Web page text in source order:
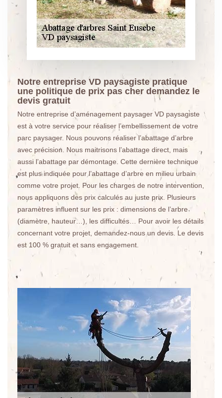
Notre entreprise VD paysagiste pratique
une politique de prix pas cher demandez le
devis gratuit
Notre entreprise d’aménagement paysager VD paysagiste
est à votre service pour réaliser l’embellissement de votre
parc paysager. Nous pouvons réaliser l’abattage d’arbre
avec précision. Nous maitrisons l’abattage direct, mais
aussi l’abattage par démontage. Cette dernière technique
est plus indiquée pour l’abattage d’arbre en milieu urbain
comme votre projet. Pour les charges de notre intervention,
nous appliquons des prix calculés au juste prix. Plusieurs
paramètres influent sur les prix : dimensions de l’arbre
(diamètre, hauteur…), les difficultés… Pour avoir les détails
concernant votre projet, demandez-nous un devis. Le devis
est 100 % gratuit et sans engagement.